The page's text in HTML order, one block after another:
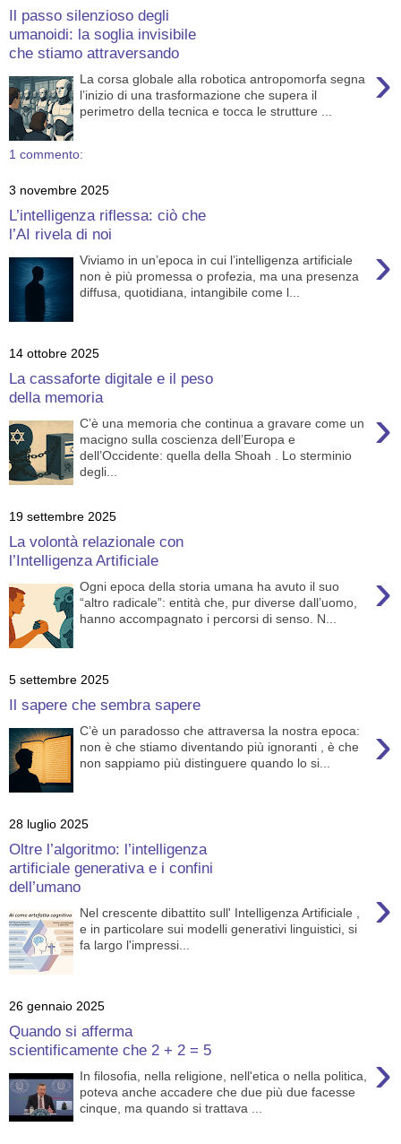
Il passo silenzioso degli
umanoidi: la soglia invisibile
che stiamo attraversando
›
La corsa globale alla robotica antropomorfa segna
l’inizio di una trasformazione che supera il
perimetro della tecnica e tocca le strutture ...
1 commento:
3 novembre 2025
L’intelligenza riflessa: ciò che
l’AI rivela di noi
›
Viviamo in un’epoca in cui l’intelligenza artificiale
non è più promessa o profezia, ma una presenza
diffusa, quotidiana, intangibile come l...
14 ottobre 2025
La cassaforte digitale e il peso
della memoria
›
C’è una memoria che continua a gravare come un
macigno sulla coscienza dell’Europa e
dell’Occidente: quella della Shoah . Lo sterminio
degli...
19 settembre 2025
La volontà relazionale con
l’Intelligenza Artificiale
›
Ogni epoca della storia umana ha avuto il suo
“altro radicale”: entità che, pur diverse dall’uomo,
hanno accompagnato i percorsi di senso. N...
5 settembre 2025
Il sapere che sembra sapere
›
C’è un paradosso che attraversa la nostra epoca:
non è che stiamo diventando più ignoranti , è che
non sappiamo più distinguere quando lo si...
28 luglio 2025
Oltre l’algoritmo: l’intelligenza
artificiale generativa e i confini
dell’umano
›
Nel crescente dibattito sull' Intelligenza Artificiale ,
e in particolare sui modelli generativi linguistici, si
fa largo l'impressi...
26 gennaio 2025
Quando si afferma
scientificamente che 2 + 2 = 5
›
In filosofia, nella religione, nell'etica o nella politica,
poteva anche accadere che due più due facesse
cinque, ma quando si trattava ...